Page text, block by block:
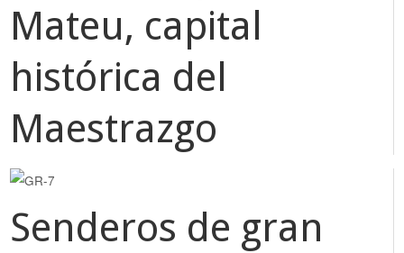
Mateu, capital
histórica del
Maestrazgo
Senderos de gran